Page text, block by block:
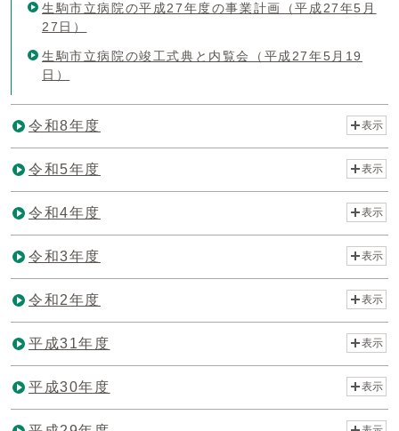
生駒市立病院の平成27年度の事業計画（平成27年5月
27日）
生駒市立病院の竣工式典と内覧会（平成27年5月19
日）
令和8年度 表示
令和5年度 表示
令和4年度 表示
令和3年度 表示
令和2年度 表示
平成31年度 表示
平成30年度 表示